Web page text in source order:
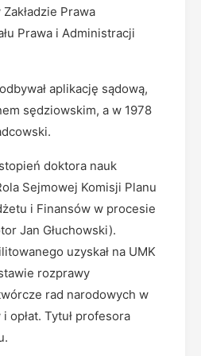
Prawa
Prawa i Administracji
aplikację sądową,
sędziowskim, a w 1978
doktora nauk
Sejmowej Komisji Planu
i Finansów w procesie
Jan Głuchowski).
uzyskał na UMK
rozprawy
rad narodowych w
opłat. Tytuł profesora